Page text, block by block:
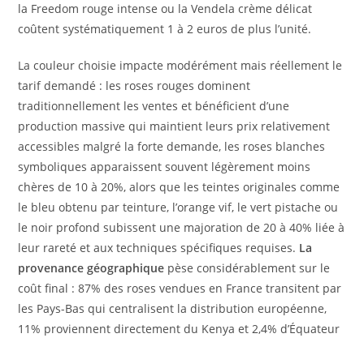
la Freedom rouge intense ou la Vendela crème délicat
coûtent systématiquement 1 à 2 euros de plus l’unité.
La couleur choisie impacte modérément mais réellement le
tarif demandé : les roses rouges dominent
traditionnellement les ventes et bénéficient d’une
production massive qui maintient leurs prix relativement
accessibles malgré la forte demande, les roses blanches
symboliques apparaissent souvent légèrement moins
chères de 10 à 20%, alors que les teintes originales comme
le bleu obtenu par teinture, l’orange vif, le vert pistache ou
le noir profond subissent une majoration de 20 à 40% liée à
leur rareté et aux techniques spécifiques requises. La
provenance géographique pèse considérablement sur le
coût final : 87% des roses vendues en France transitent par
les Pays-Bas qui centralisent la distribution européenne,
11% proviennent directement du Kenya et 2,4% d’Équateur